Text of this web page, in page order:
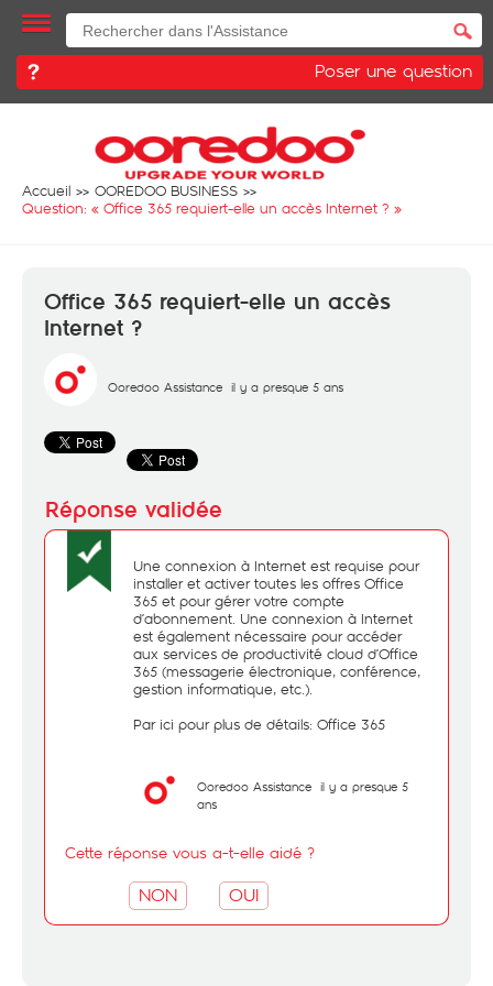
Poser une question
Accueil
OOREDOO BUSINESS
Question: « Office 365 requiert-elle un accès Internet ? »
Office 365 requiert-elle un accès
Internet ?
Ooredoo Assistance il y a presque 5 ans
Une connexion à Internet est requise pour
installer et activer toutes les offres Office
365 et pour gérer votre compte
d’abonnement. Une connexion à Internet
est également nécessaire pour accéder
aux services de productivité cloud d’Office
365 (messagerie électronique, conférence,
gestion informatique, etc.).
Par ici pour plus de détails: Office 365
Ooredoo Assistance il y a presque 5
ans
Cette réponse vous a-t-elle aidé ?
NON OUI